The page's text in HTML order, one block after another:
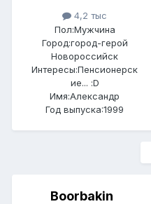
4,2 тыс
Пол:Мужчина
Город:город-герой
Новороссийск
Интересы:Пенсионерск
ие... :D
Имя:Александр
Год выпуска:1999
Boorbakin